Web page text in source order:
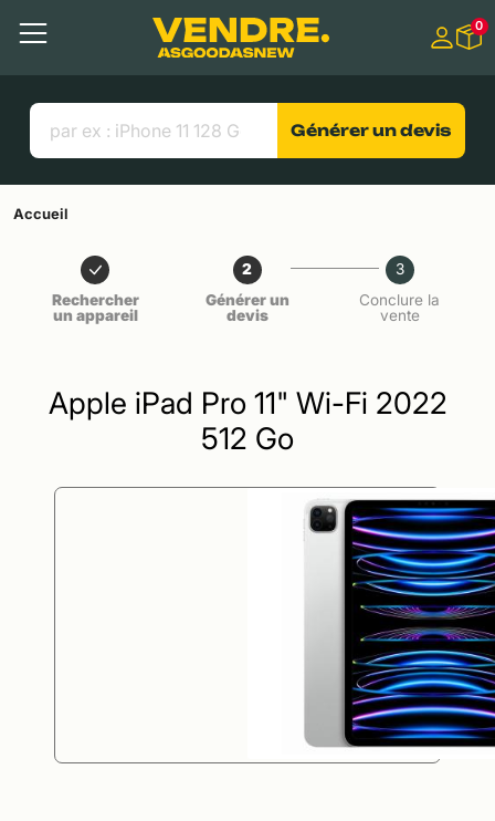
Contenu principal
Menu
Liens utiles
0
Générer un devis
Accueil
Rechercher
un appareil
2
Générer un
devis
3
Conclure la
vente
Apple iPad Pro 11" Wi-Fi 2022
512 Go